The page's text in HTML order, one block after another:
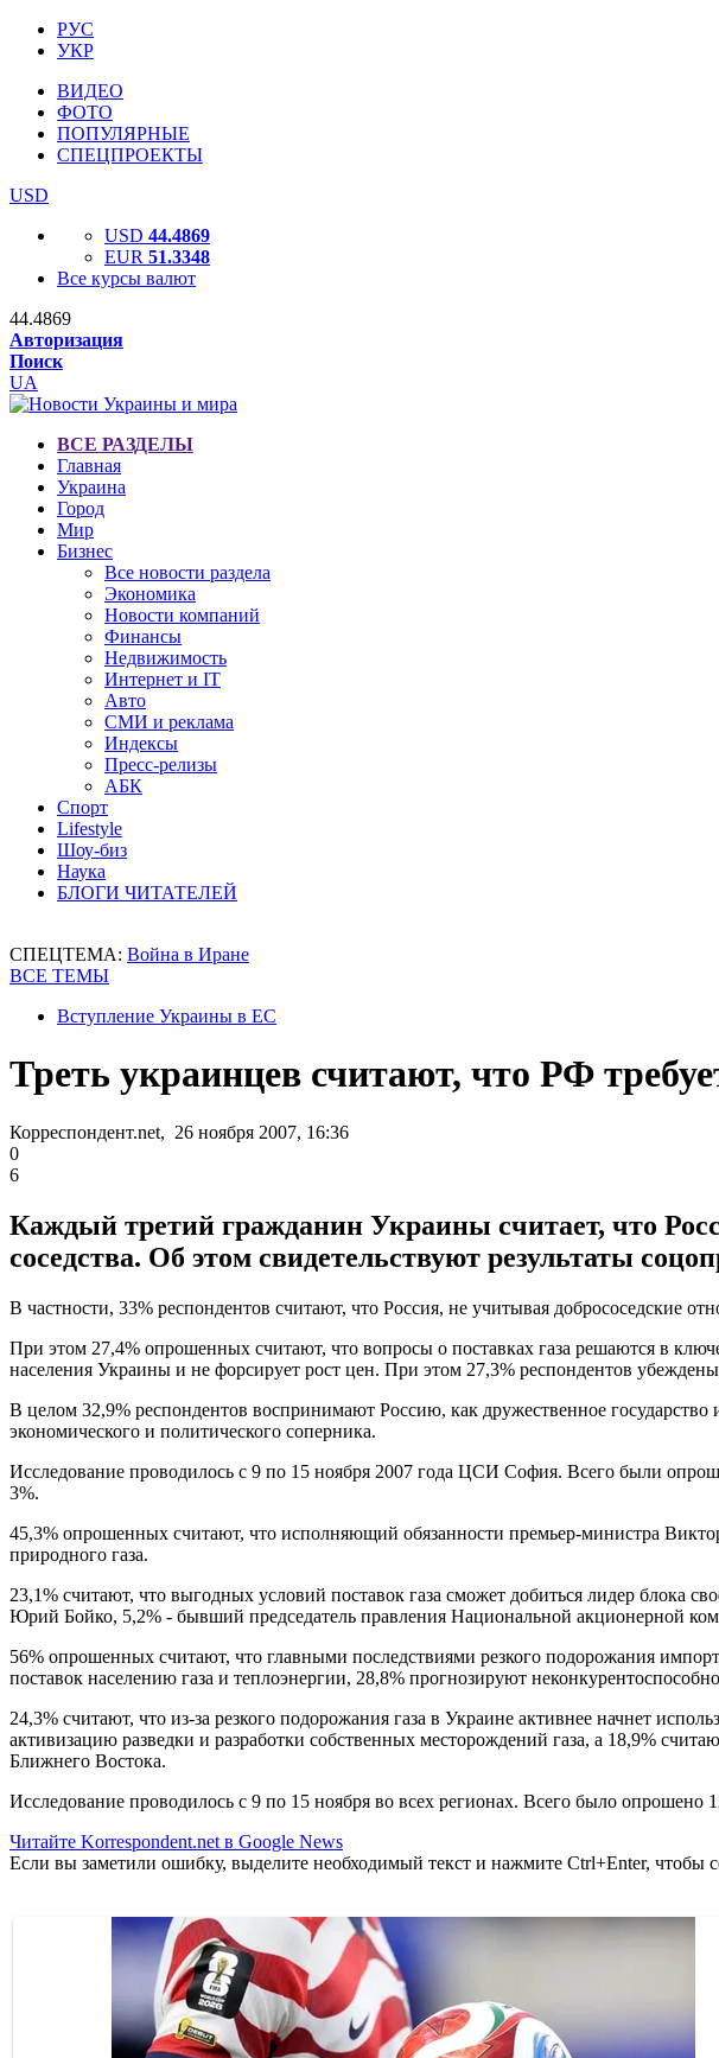
РУС
УКР
ВИДЕО
ФОТО
ПОПУЛЯРНЫЕ
СПЕЦПРОЕКТЫ
USD
USD 44.4869
EUR 51.3348
Все курсы валют
44.4869
Авторизация
Поиск
UA
ВСЕ РАЗДЕЛЫ
Главная
Украина
Город
Мир
Бизнес
Все новости раздела
Экономика
Новости компаний
Финансы
Недвижимость
Интернет и IT
Авто
СМИ и реклама
Индексы
Пресс-релизы
АБК
Спорт
Lifestyle
Шоу-биз
Наука
БЛОГИ ЧИТАТЕЛЕЙ
СПЕЦТЕМА: Война в Иране
ВСЕ ТЕМЫ
Вступление Украины в ЕС
Треть украинцев считают, что РФ
Корреспондент.net, 26 ноября 2007, 16:36
0
6
Каждый третий гражданин Украины считает, что
соседства. Об этом свидетельствуют результаты
В частности, 33% респондентов считают, что Россия, не учитывая добрососедские
При этом 27,4% опрошенных считают, что вопросы о поставках газа решаются в
населения Украины и не форсирует рост цен. При этом 27,3% респондентов
В целом 32,9% респондентов воспринимают Россию, как дружественное государство
экономического и политического соперника.
Исследование проводилось с 9 по 15 ноября 2007 года ЦСИ София. Всего были
3%.
45,3% опрошенных считают, что исполняющий обязанности премьер-министра
природного газа.
23,1% считают, что выгодных условий поставок газа сможет добиться лидер
Юрий Бойко, 5,2% - бывший председатель правления Национальной акционерной
56% опрошенных считают, что главными последствиями резкого подорожания
поставок населению газа и теплоэнергии, 28,8% прогнозируют
24,3% считают, что из-за резкого подорожания газа в Украине активнее начнет
активизацию разведки и разработки собственных месторождений газа, а 18,9%
Ближнего Востока.
Исследование проводилось с 9 по 15 ноября во всех регионах. Всего было опрошено
Читайте Korrespondent.net в Google News
Если вы заметили ошибку, выделите необходимый текст и нажмите Ctrl+Enter, чтобы